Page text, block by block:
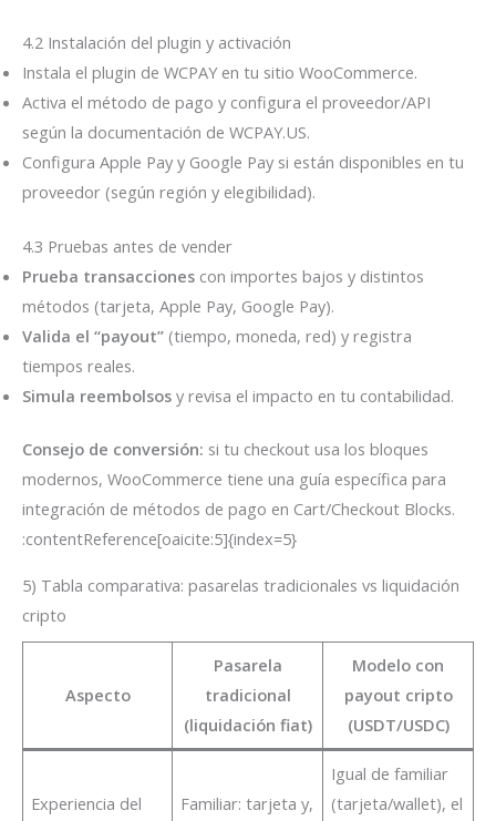
4.2 Instalación del plugin y activación
Instala el plugin de WCPAY en tu sitio WooCommerce.
Activa el método de pago y configura el proveedor/API
según la documentación de WCPAY.US.
Configura Apple Pay y Google Pay si están disponibles en tu
proveedor (según región y elegibilidad).
4.3 Pruebas antes de vender
Prueba transacciones con importes bajos y distintos
métodos (tarjeta, Apple Pay, Google Pay).
Valida el “payout” (tiempo, moneda, red) y registra
tiempos reales.
Simula reembolsos y revisa el impacto en tu contabilidad.
Consejo de conversión: si tu checkout usa los bloques
modernos, WooCommerce tiene una guía específica para
integración de métodos de pago en Cart/Checkout Blocks.
:contentReference[oaicite:5]{index=5}
5) Tabla comparativa: pasarelas tradicionales vs liquidación
cripto
Aspecto
Pasarela
tradicional
(liquidación fiat)
Modelo con
payout cripto
(USDT/USDC)
Experiencia del
Familiar: tarjeta y,
Igual de familiar
(tarjeta/wallet), el